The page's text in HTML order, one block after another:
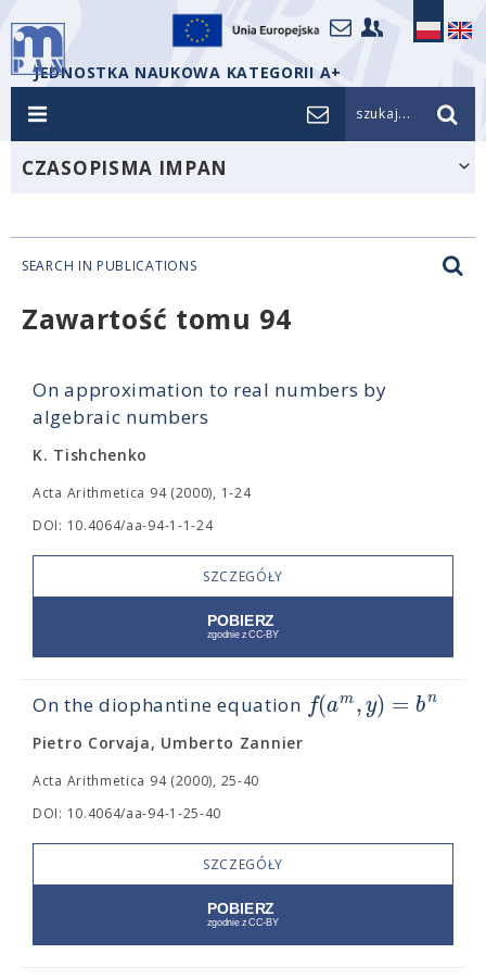
JEDNOSTKA NAUKOWA KATEGORII A+
szukaj...
CZASOPISMA IMPAN
SEARCH IN PUBLICATIONS
Zawartość tomu 94
On approximation to real numbers by
algebraic numbers
K. Tishchenko
Acta Arithmetica 94 (2000), 1-24
DOI: 10.4064/aa-94-1-1-24
SZCZEGÓŁY
On the diophantine equation f(am,y) = bn
Pietro Corvaja, Umberto Zannier
Acta Arithmetica 94 (2000), 25-40
DOI: 10.4064/aa-94-1-25-40
SZCZEGÓŁY